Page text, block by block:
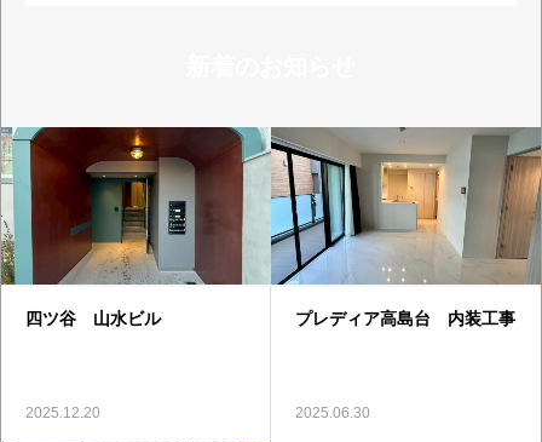
四ツ谷 山水ビル
2025.12.20
プレディア高島台 内装工事
2025.06.30